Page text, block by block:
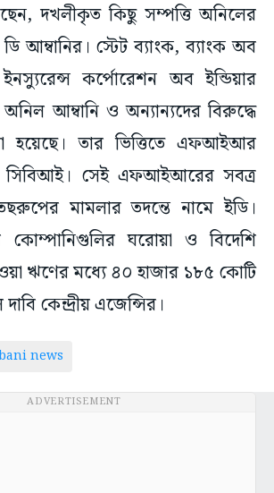
দখলীকৃত কিছু সম্পত্তি অনিলের
আম্বানির। স্টেট ব্যাংক, ব্যাংক অব
কর্পোরেশন অব ইন্ডিয়ার
আম্বানি ও অন্যান্যদের বিরুদ্ধে
হয়েছে। তার ভিত্তিতে এফআইআর
সিবিআই। সেই এফআইআরের সবত্র
মামলার তদন্তে নামে ইডি।
কোম্পানিগুলির ঘরোয়া ও বিদেশি
ঋণের মধ্যে ৪০ হাজার ১৮৫ কোটি
কেন্দ্রীয় এজেন্সির।
news
ADVERTISEMENT